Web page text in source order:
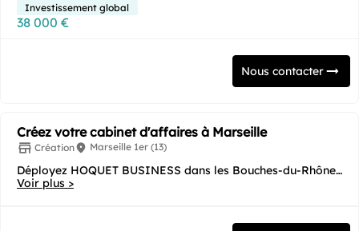
Investissement global
38 000 €
Nous contacter
Créez votre cabinet d'affaires à Marseille
Création Marseille 1er (13)
Déployez HOQUET BUSINESS dans les Bouches-du-Rhône
(13) : l'immobilier professionnel au cœur du hub...
Voir plus >